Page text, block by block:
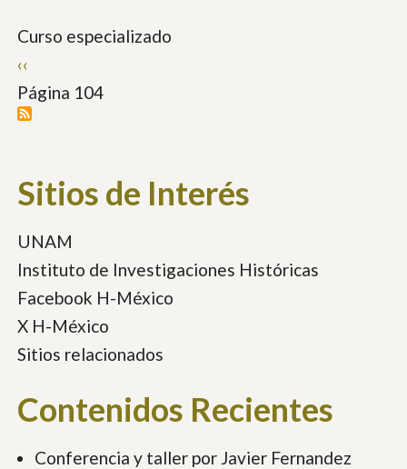
Curso especializado
Paginación
Página
anterior
‹‹
Página 104
Sitios de Interés
UNAM
Instituto de Investigaciones Históricas
Facebook H-México
X H-México
Sitios relacionados
Contenidos Recientes
Conferencia y taller por Javier Fernandez